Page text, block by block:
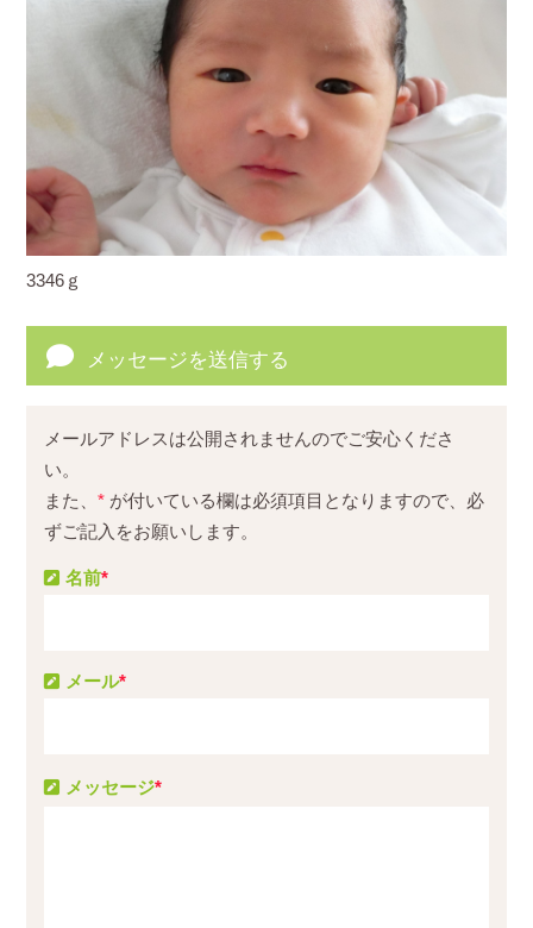
3346ｇ
メッセージを送信する
メールアドレスは公開されませんのでご安心くださ
い。
また、* が付いている欄は必須項目となりますので、必
ずご記入をお願いします。
メッセージ*
名前*
メール*